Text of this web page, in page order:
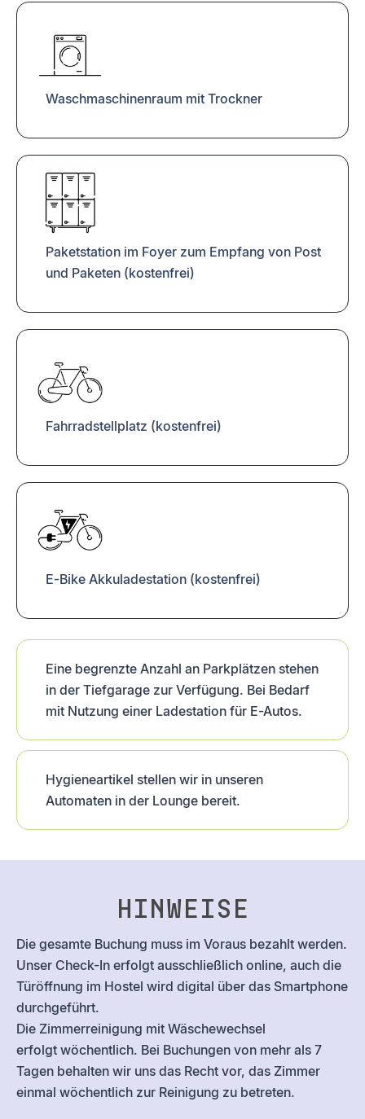
Waschmaschinenraum mit Trockner
Paketstation im Foyer zum Empfang von Post
und Paketen (kostenfrei)
Fahrradstellplatz (kostenfrei)
E-Bike Akkuladestation (kostenfrei)
Eine begrenzte Anzahl an Parkplätzen stehen
in der Tiefgarage zur Verfügung. Bei Bedarf
mit Nutzung einer Ladestation für E-Autos.
Hygieneartikel stellen wir in unseren
Automaten in der Lounge bereit.
Hinweise
Die gesamte Buchung muss im Voraus bezahlt werden.
Unser Check-In erfolgt ausschließlich online, auch die
Türöffnung im Hostel wird digital über das Smartphone
durchgeführt.
Die Zimmerreinigung mit Wäschewechsel
erfolgt wöchentlich. Bei Buchungen von mehr als 7
Tagen behalten wir uns das Recht vor, das Zimmer
einmal wöchentlich zur Reinigung zu betreten.